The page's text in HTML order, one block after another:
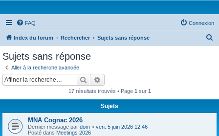
FAQ Connexion
Index du forum Rechercher Sujets sans réponse
Sujets sans réponse
Aller à la recherche avancée
Rechercher
17 résultats trouvés • Page 1 sur 1
Sujets
MNA Cognac 2026
Dernier message par dom « ven. 5 juin 2026 12:46
Posté dans Meetings 2026